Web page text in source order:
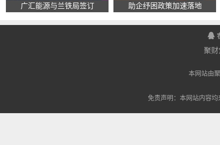
广汇能源与兰铁局签订 助企纾困政策加速落地
聚
本网站由
免责声明：本网站内容